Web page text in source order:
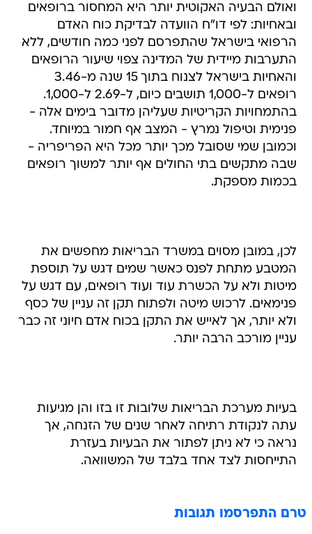
ואולם הבעיה האקוטית יותר היא המחסור ברופאים
ובאחיות: לפי דו"ח הוועדה לבדיקת כוח האדם
הרפואי בישראל שהתפרסם לפני כמה חודשים, ללא
התערבות מיידית של המדינה צפוי שיעור הרופאים
והאחיות בישראל לצנוח בתוך 15 שנה מ-3.46
רופאים ל-1,000 תושבים כיום, ל-2.69 ל-1,000.
בהתמחויות הקריטיות שעליהן מדובר בימים אלה -
פנימית וטיפול נמרץ - המצב אף חמור במיוחד.
וכמובן שמי שסובל מכך יותר מכל היא הפריפריה -
שבה מתקשים בתי החולים אף יותר למשוך רופאים
בכמות מספקת.
לכן, במובן מסוים במשרד הבריאות מחפשים את
המטבע מתחת לפנס כאשר שמים דגש על תוספת
מיטות ולא על הכשרת עוד ועוד רופאים, עם דגש על
פנימאים. לרכוש מיטה ולפתוח תקן זה עניין של כסף
ולא יותר, אך לאייש את התקן בכוח אדם חיוני זה כבר
עניין מורכב הרבה יותר.
בעיות מערכת הבריאות שלובות זו בזו והן מגיעות
עתה לנקודת רתיחה לאחר שנים של הזנחה, אך
נראה כי לא ניתן לפתור את הבעיות בעזרת
התייחסות לצד אחד בלבד של המשוואה.
טרם התפרסמו תגובות